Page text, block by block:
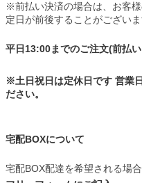
※前払い決済の場合は、お客
定日が前後することがございま
平日13:00までのご注文(前払
※土日祝日は定休日です 営業
ださい。
宅配BOXについて
宅配BOX配達を希望される場合